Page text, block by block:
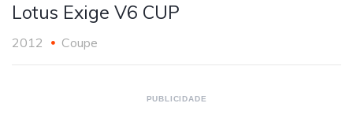
Lotus Exige V6 CUP
2012 Coupe
PUBLICIDADE